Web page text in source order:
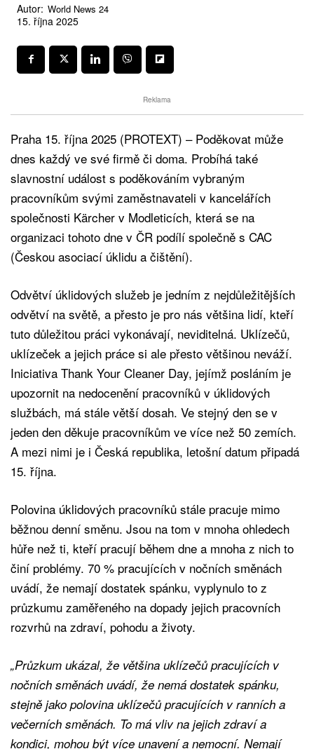
Autor: World News 24
15. října 2025
Reklama
Praha 15. října 2025 (PROTEXT) – Poděkovat může
dnes každý ve své firmě či doma. Probíhá také
slavnostní událost s poděkováním vybraným
pracovníkům svými zaměstnavateli v kancelářích
společnosti Kärcher v Modleticích, která se na
organizaci tohoto dne v ČR podílí společně s CAC
(Českou asociací úklidu a čištění).
Odvětví úklidových služeb je jedním z nejdůležitějších
odvětví na světě, a přesto je pro nás většina lidí, kteří
tuto důležitou práci vykonávají, neviditelná. Uklízečů,
uklízeček a jejich práce si ale přesto většinou neváží.
Iniciativa Thank Your Cleaner Day, jejímž posláním je
upozornit na nedocenění pracovníků v úklidových
službách, má stále větší dosah. Ve stejný den se v
jeden den děkuje pracovníkům ve více než 50 zemích.
A mezi nimi je i Česká republika, letošní datum připadá
15. října.
Polovina úklidových pracovníků stále pracuje mimo
běžnou denní směnu. Jsou na tom v mnoha ohledech
hůře než ti, kteří pracují během dne a mnoha z nich to
činí problémy. 70 % pracujících v nočních směnách
uvádí, že nemají dostatek spánku, vyplynulo to z
průzkumu zaměřeného na dopady jejich pracovních
rozvrhů na zdraví, pohodu a životy.
„Průzkum ukázal, že většina uklízečů pracujících v
nočních směnách uvádí, že nemá dostatek spánku,
stejně jako polovina uklízečů pracujících v ranních a
večerních směnách. To má vliv na jejich zdraví a
kondici, mohou být více unavení a nemocní. Nemají